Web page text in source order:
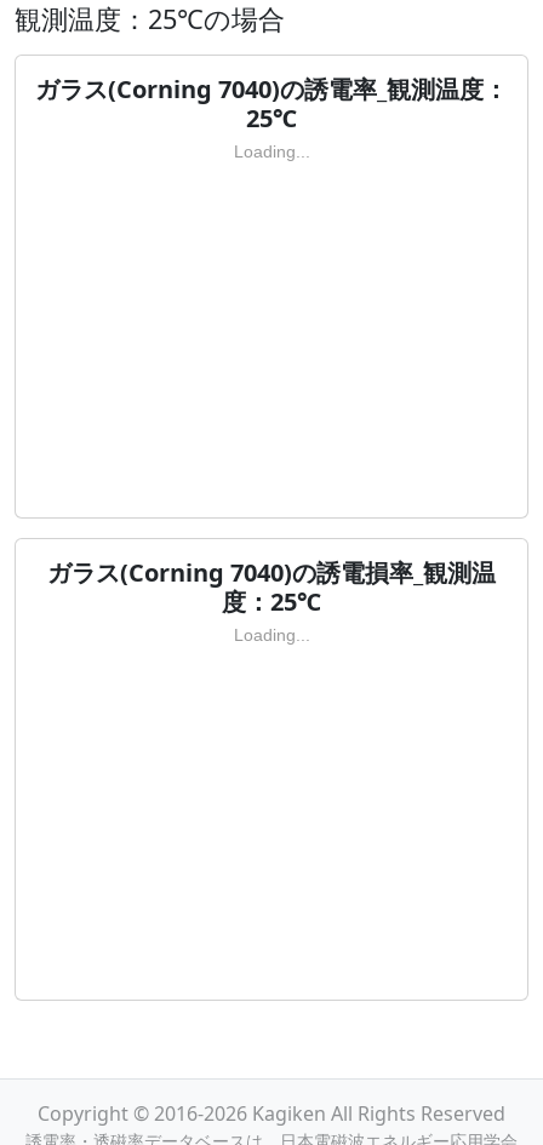
観測温度：25℃の場合
ガラス(Corning 7040)の誘電率_観測温度：
25℃
Loading...
ガラス(Corning 7040)の誘電損率_観測温
度：25℃
Loading...
Copyright © 2016-2026 Kagiken All Rights Reserved